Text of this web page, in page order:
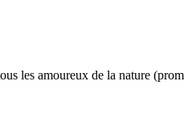
les amoureux de la nature